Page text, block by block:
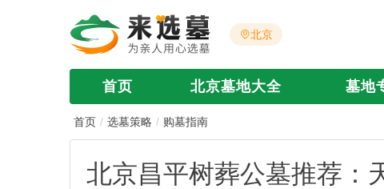
北京
首页 北京墓地大全 墓地
首页 选墓策略 购墓指南
北京昌平树葬公墓推荐：